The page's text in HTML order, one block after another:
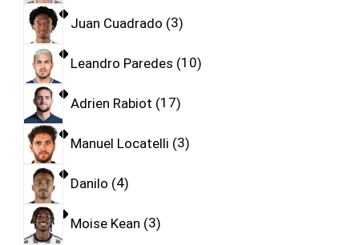
Juan Cuadrado 3
Leandro Paredes 10
Adrien Rabiot 17
Manuel Locatelli 3
Danilo 4
Moise Kean 3